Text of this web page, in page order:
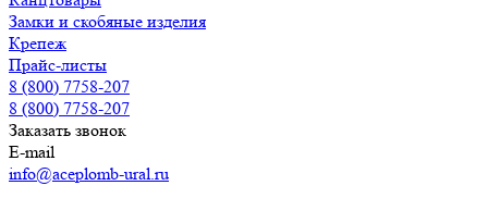
Замки и скобяные изделия
Крепеж
Прайс-листы
8 (800) 7758-207
8 (800) 7758-207
Заказать звонок
E-mail
info@aceplomb-ural.ru